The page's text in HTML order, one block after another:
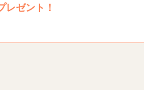
レゼント！